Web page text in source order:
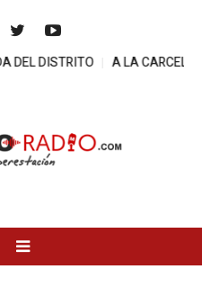
A LA CARCEL DIRECTOR